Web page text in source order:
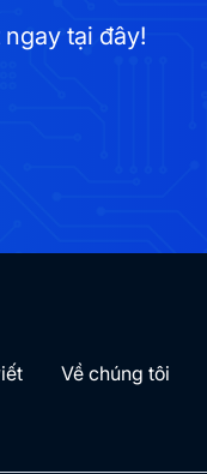
tại đây!
Về chúng tôi